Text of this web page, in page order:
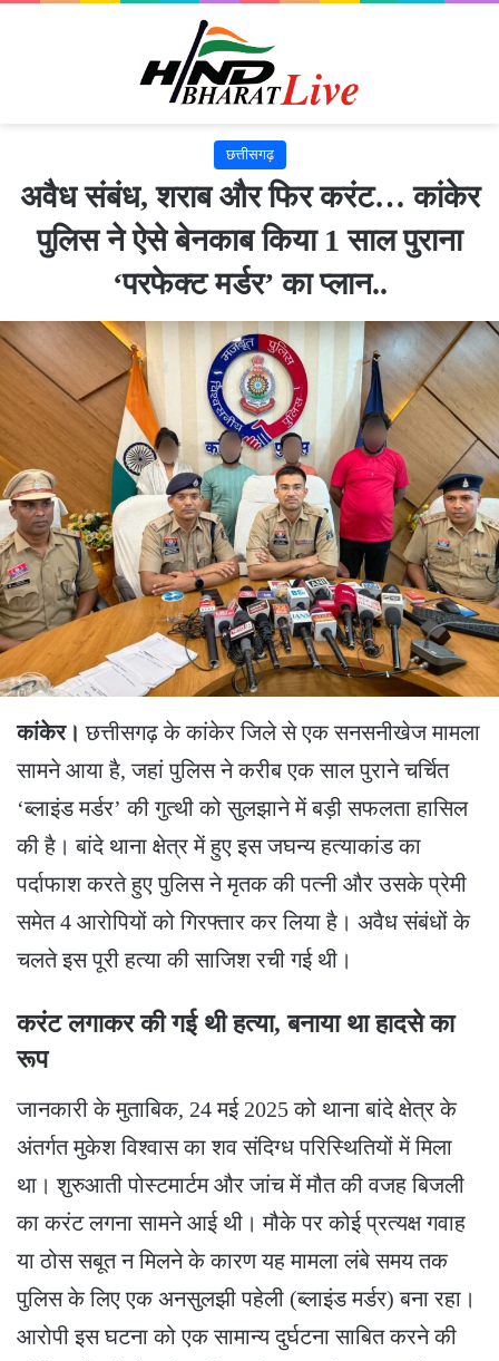
छत्तीसगढ़
अवैध संबंध, शराब और फिर करंट… कांकेर
पुलिस ने ऐसे बेनकाब किया 1 साल पुराना
‘परफेक्ट मर्डर’ का प्लान..
कांकेर। छत्तीसगढ़ के कांकेर जिले से एक सनसनीखेज मामला
सामने आया है, जहां पुलिस ने करीब एक साल पुराने चर्चित
‘ब्लाइंड मर्डर’ की गुत्थी को सुलझाने में बड़ी सफलता हासिल
की है। बांदे थाना क्षेत्र में हुए इस जघन्य हत्याकांड का
पर्दाफाश करते हुए पुलिस ने मृतक की पत्नी और उसके प्रेमी
समेत 4 आरोपियों को गिरफ्तार कर लिया है। अवैध संबंधों के
चलते इस पूरी हत्या की साजिश रची गई थी।
करंट लगाकर की गई थी हत्या, बनाया था हादसे का
रूप
​जानकारी के मुताबिक, 24 मई 2025 को थाना बांदे क्षेत्र के
अंतर्गत मुकेश विश्वास का शव संदिग्ध परिस्थितियों में मिला
था। शुरुआती पोस्टमार्टम और जांच में मौत की वजह बिजली
का करंट लगना सामने आई थी। मौके पर कोई प्रत्यक्ष गवाह
या ठोस सबूत न मिलने के कारण यह मामला लंबे समय तक
पुलिस के लिए एक अनसुलझी पहेली (ब्लाइंड मर्डर) बना रहा।
आरोपी इस घटना को एक सामान्य दुर्घटना साबित करने की